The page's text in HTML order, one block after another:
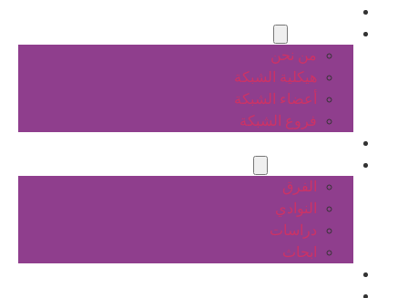
من نحن
هيكلية الشبكة
أعضاء الشبكة
فروع الشبكة
الفرق
النوادي
دراسات
ابحاث